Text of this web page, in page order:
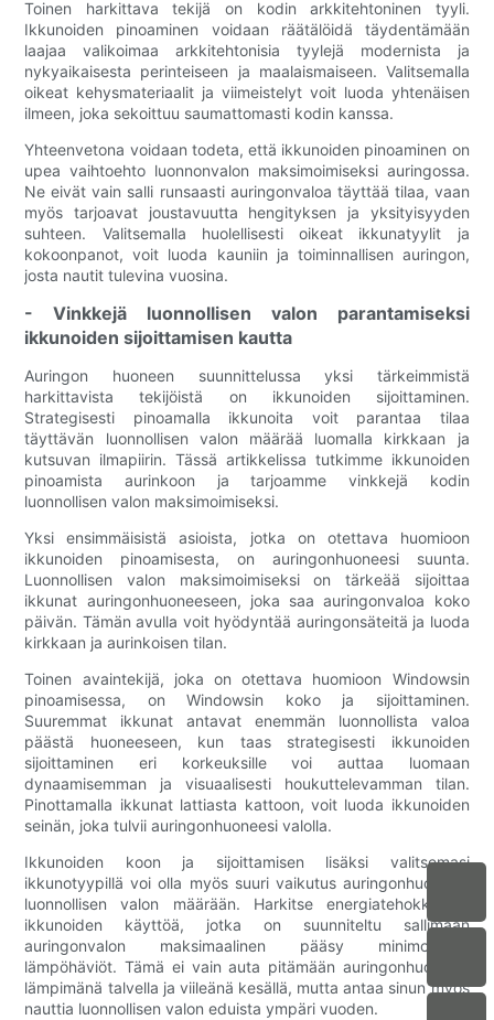
Toinen harkittava tekijä on kodin arkkitehtoninen tyyli.
Ikkunoiden pinoaminen voidaan räätälöidä täydentämään
laajaa valikoimaa arkkitehtonisia tyylejä modernista ja
nykyaikaisesta perinteiseen ja maalaismaiseen. Valitsemalla
oikeat kehysmateriaalit ja viimeistelyt voit luoda yhtenäisen
ilmeen, joka sekoittuu saumattomasti kodin kanssa.
Yhteenvetona voidaan todeta, että ikkunoiden pinoaminen on
upea vaihtoehto luonnonvalon maksimoimiseksi auringossa.
Ne eivät vain salli runsaasti auringonvaloa täyttää tilaa, vaan
myös tarjoavat joustavuutta hengityksen ja yksityisyyden
suhteen. Valitsemalla huolellisesti oikeat ikkunatyylit ja
kokoonpanot, voit luoda kauniin ja toiminnallisen auringon,
josta nautit tulevina vuosina.
- Vinkkejä luonnollisen valon parantamiseksi
ikkunoiden sijoittamisen kautta
Auringon huoneen suunnittelussa yksi tärkeimmistä
harkittavista tekijöistä on ikkunoiden sijoittaminen.
Strategisesti pinoamalla ikkunoita voit parantaa tilaa
täyttävän luonnollisen valon määrää luomalla kirkkaan ja
kutsuvan ilmapiirin. Tässä artikkelissa tutkimme ikkunoiden
pinoamista aurinkoon ja tarjoamme vinkkejä kodin
luonnollisen valon maksimoimiseksi.
Yksi ensimmäisistä asioista, jotka on otettava huomioon
ikkunoiden pinoamisesta, on auringonhuoneesi suunta.
Luonnollisen valon maksimoimiseksi on tärkeää sijoittaa
ikkunat auringonhuoneeseen, joka saa auringonvaloa koko
päivän. Tämän avulla voit hyödyntää auringonsäteitä ja luoda
kirkkaan ja aurinkoisen tilan.
Toinen avaintekijä, joka on otettava huomioon Windowsin
pinoamisessa, on Windowsin koko ja sijoittaminen.
Suuremmat ikkunat antavat enemmän luonnollista valoa
päästä huoneeseen, kun taas strategisesti ikkunoiden
sijoittaminen eri korkeuksille voi auttaa luomaan
dynaamisemman ja visuaalisesti houkuttelevamman tilan.
Pinottamalla ikkunat lattiasta kattoon, voit luoda ikkunoiden
seinän, joka tulvii auringonhuoneesi valolla.
Ikkunoiden koon ja sijoittamisen lisäksi valitsemasi
ikkunotyypillä voi olla myös suuri vaikutus auringonhuoneesi
luonnollisen valon määrään. Harkitse energiatehokkaiden
ikkunoiden käyttöä, jotka on suunniteltu sallimaan
auringonvalon maksimaalinen pääsy minimoimalla
lämpöhäviöt. Tämä ei vain auta pitämään auringonhuoneesi
lämpimänä talvella ja viileänä kesällä, mutta antaa sinun myös
nauttia luonnollisen valon eduista ympäri vuoden.